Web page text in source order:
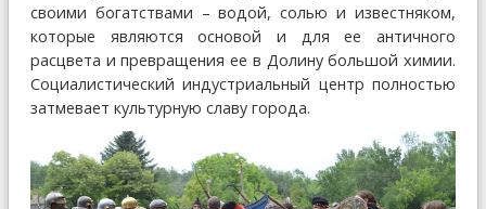
своими богатствами – водой, солью и известняком,
которые являются основой и для ее античного
расцвета и превращения ее в Долину большой химии.
Социалистический индустриальный центр полностью
затмевает культурную славу города.